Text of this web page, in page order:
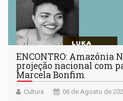
ENCONTRO: Amazônia
projeção nacional com
Marcela Bonfim
Cultura 06 de Agosto de